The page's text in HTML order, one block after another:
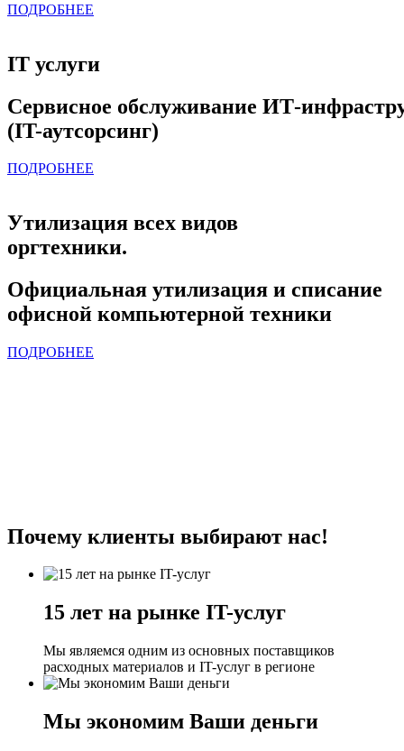
ПОДРОБНЕЕ
IT услуги
Сервисное обслуживание ИТ-
(IT-аутсорсинг)
ПОДРОБНЕЕ
Утилизация всех видов
оргтехники.
Официальная утилизация и списание
офисной компьютерной техники
ПОДРОБНЕЕ
Почему клиенты выбирают нас!
15 лет на рынке IT-услуг
Мы являемся одним из основных поставщиков
расходных материалов и IT-услуг в регионе
Мы экономим Ваши деньги